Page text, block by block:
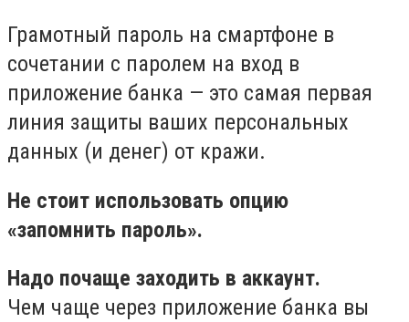
Грамотный пароль на смартфоне в
сочетании с паролем на вход в
приложение банка — это самая первая
линия защиты ваших персональных
данных (и денег) от кражи.
Не стоит использовать опцию
«запомнить пароль».
Надо почаще заходить в аккаунт.
Чем чаще через приложение банка вы